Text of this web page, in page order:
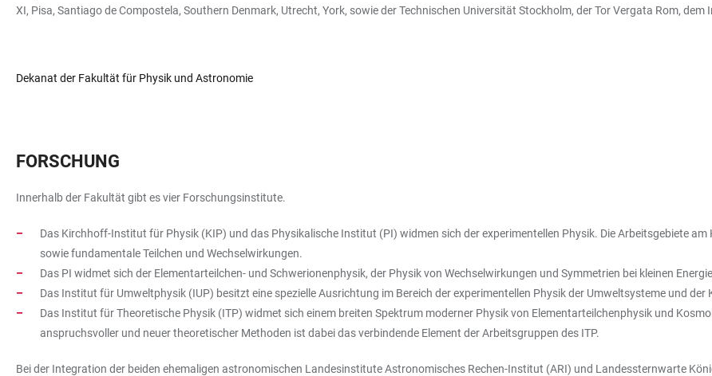
XI, Pisa, Santiago de Compostela, Southern Denmark, Utrecht, York, sowie der Technischen Universität Stockholm, der Tor Vergata Rom,
Dekanat der Fakultät für Physik und Astronomie
FORSCHUNG
Innerhalb der Fakultät gibt es vier Forschungsinstitute.
Das Kirchhoff-Institut für Physik (KIP) und das Physikalische Institut (PI) widmen sich der experimentellen Physik. Die Arbeitsgebiete
sowie fundamentale Teilchen und Wechselwirkungen.
Das PI widmet sich der Elementarteilchen- und Schwerionenphysik, der Physik von Wechselwirkungen und Symmetrien bei kleinen
Das Institut für Umweltphysik (IUP) besitzt eine spezielle Ausrichtung im Bereich der experimentellen Physik der Umweltsysteme und der
Das Institut für Theoretische Physik (ITP) widmet sich einem breiten Spektrum moderner Physik von Elementarteilchenphysik und
anspruchsvoller und neuer theoretischer Methoden ist dabei das verbindende Element der Arbeitsgruppen des ITP.
Bei der Integration der beiden ehemaligen astronomischen Landesinstitute Astronomisches Rechen-Institut (ARI) und Landessternwarte